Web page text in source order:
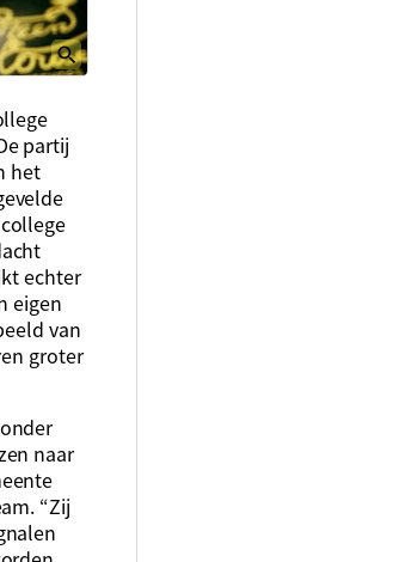
partij
het
echter
eigen
van
groter
naar
“Zij